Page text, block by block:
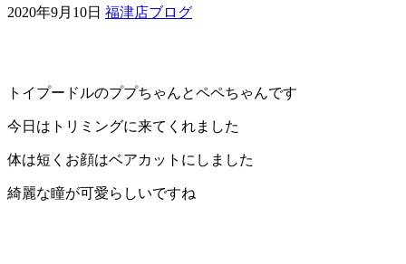
岡
県
千
2020年9月10日 福津店ブログ
トイプードルのププちゃんとペペちゃんです
今日はトリミングに来てくれました
体は短くお顔はベアカットにしました
綺麗な瞳が可愛らしいですね